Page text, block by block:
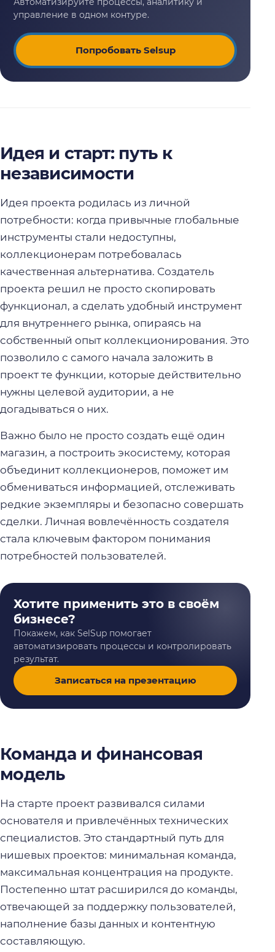
Попробовать Selsup
Идея и старт: путь к
независимости
Идея проекта родилась из личной
потребности: когда привычные глобальные
инструменты стали недоступны,
коллекционерам потребовалась
качественная альтернатива. Создатель
проекта решил не просто скопировать
функционал, а сделать удобный инструмент
для внутреннего рынка, опираясь на
собственный опыт коллекционирования. Это
позволило с самого начала заложить в
проект те функции, которые действительно
нужны целевой аудитории, а не
догадываться о них.
Важно было не просто создать ещё один
магазин, а построить экосистему, которая
объединит коллекционеров, поможет им
обмениваться информацией, отслеживать
редкие экземпляры и безопасно совершать
сделки. Личная вовлечённость создателя
стала ключевым фактором понимания
потребностей пользователей.
Хотите применить это в своём
бизнесе?
Покажем, как SelSup помогает
автоматизировать процессы и контролировать
результат.
Записаться на презентацию
Команда и финансовая
модель
На старте проект развивался силами
основателя и привлечённых технических
специалистов. Это стандартный путь для
нишевых проектов: минимальная команда,
максимальная концентрация на продукте.
Постепенно штат расширился до команды,
отвечающей за поддержку пользователей,
наполнение базы данных и контентную
составляющую.